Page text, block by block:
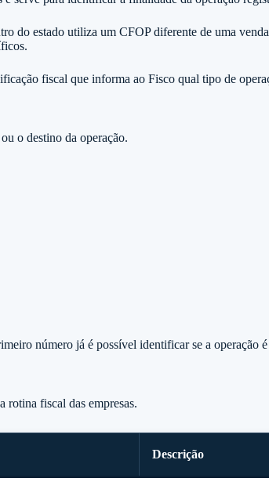
do estado utiliza um CFOP diferente de uma
fiscal que informa ao Fisco qual tipo de
o destino da operação.
número já é possível identificar se a operação
rotina fiscal das empresas.
Descrição